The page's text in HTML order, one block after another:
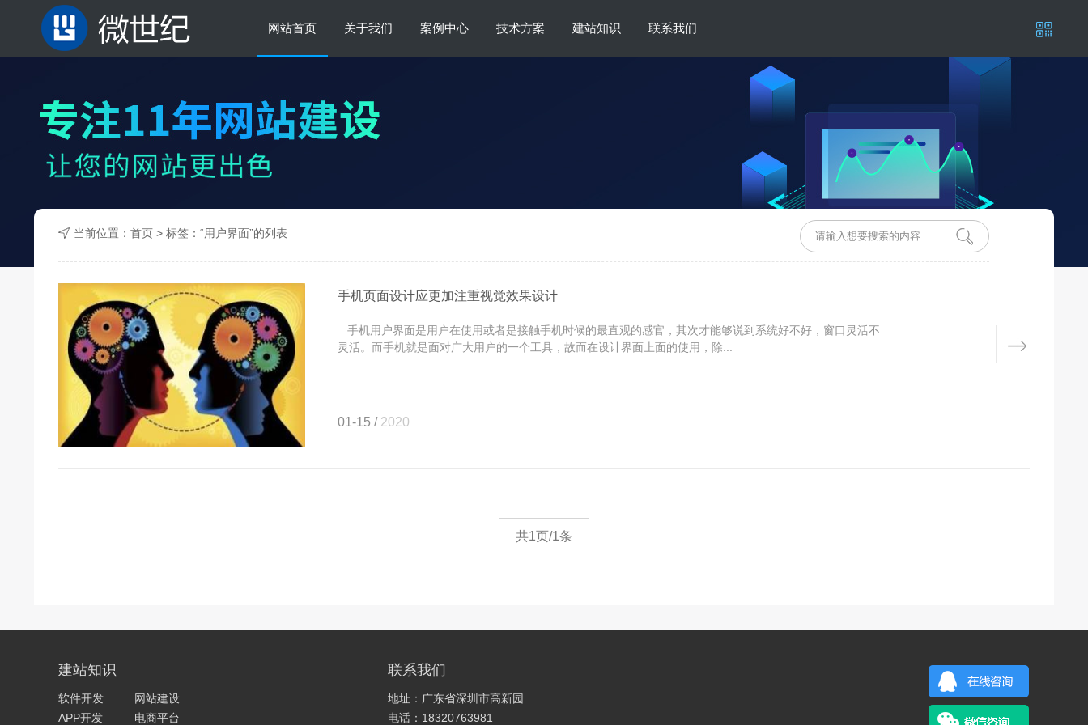
网站首页 关于我们 案例中心 技术方案 建站知识 联系我们
当前位置： 首页 > 标签：“用户界面”的列表
手机页面设计应更加注重视觉效果设计
手机用户界面是用户在使用或者是接触手机时候的最直观的感官，其次才能够说到系统好不好，窗口灵活不
灵活。而手机就是面对广大用户的一个工具，故而在设计界面上面的使用，除...
01-15 /2020
共1页/1条
建站知识
软件开发
网站建设
APP开发
电商平台
联系我们
地址：广东省深圳市高新园
电话：18320763981